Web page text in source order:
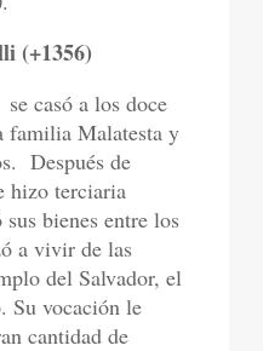
(+1356)
se casó a los doce
familia Malatesta y
Después de
hizo terciaria
bienes entre los
a vivir de las
del Salvador, el
Su vocación le
cantidad de